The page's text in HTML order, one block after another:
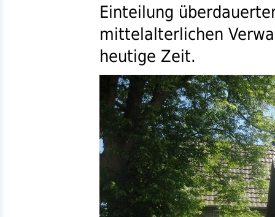
Einteilung
mittelalterlichen
heutige Zeit.